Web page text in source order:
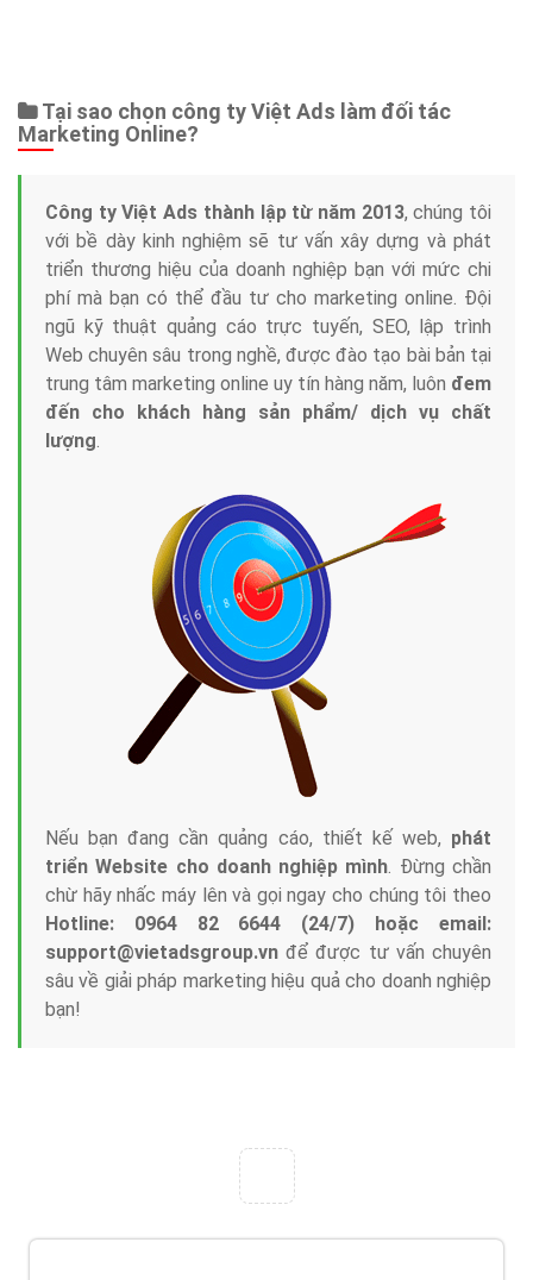
Other Ads
Quảng Cáo Google
App
Tại sao chọn công ty Việt Ads làm đối tác
Marketing Online?
Công ty Việt Ads thành lập từ năm 2013
với bề dày kinh nghiệm sẽ tư vấn xây dựng và phát
triển thương hiệu của doanh nghiệp bạn với mức chi
phí mà bạn có thể đầu tư cho marketing online. Đội
ngũ kỹ thuật quảng cáo trực tuyến, SEO, lập trình
Web chuyên sâu trong nghề, được đào tạo bài bản tại
trung tâm marketing online uy tín hàng năm, luôn đem
đến cho khách hàng sản phẩm/ dịch vụ chất
lượng.